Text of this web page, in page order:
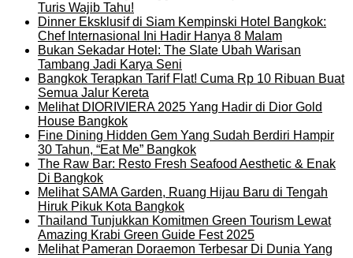
Turis Wajib Tahu!
Dinner Eksklusif di Siam Kempinski Hotel Bangkok:
Chef Internasional Ini Hadir Hanya 8 Malam
Bukan Sekadar Hotel: The Slate Ubah Warisan
Tambang Jadi Karya Seni
Bangkok Terapkan Tarif Flat! Cuma Rp 10 Ribuan Buat
Semua Jalur Kereta
Melihat DIORIVIERA 2025 Yang Hadir di Dior Gold
House Bangkok
Fine Dining Hidden Gem Yang Sudah Berdiri Hampir
30 Tahun, “Eat Me” Bangkok
The Raw Bar: Resto Fresh Seafood Aesthetic & Enak
Di Bangkok
Melihat SAMA Garden, Ruang Hijau Baru di Tengah
Hiruk Pikuk Kota Bangkok
Thailand Tunjukkan Komitmen Green Tourism Lewat
Amazing Krabi Green Guide Fest 2025
Melihat Pameran Doraemon Terbesar Di Dunia Yang